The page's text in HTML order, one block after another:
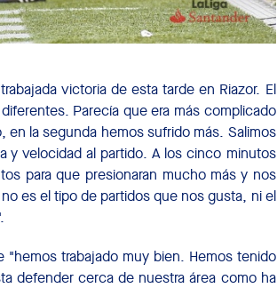
victoria de esta tarde en Riazor. El
Parecía que era más complicado
en la segunda hemos sufrido más. Salimos
y velocidad al partido. A los cinco minutos
para que presionaran mucho más y nos
es el tipo de partidos que nos gusta, ni el
trabajado muy bien. Hemos tenido
defender cerca de nuestra área como ha